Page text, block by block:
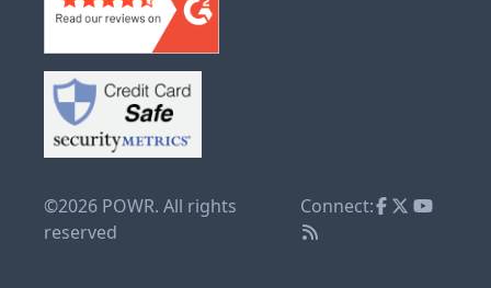
©2026 POWR. All rights
reserved
Connect: